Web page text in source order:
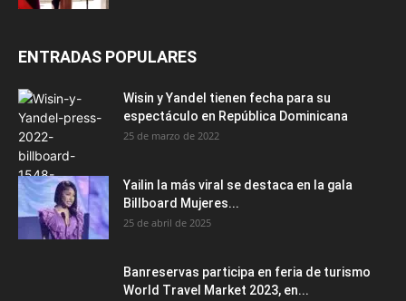
ENTRADAS POPULARES
Wisin y Yandel tienen fecha para su
espectáculo en República Dominicana
25 de marzo de 2022
Yailin la más viral se destaca en la gala
Billboard Mujeres...
25 de abril de 2025
Banreservas participa en feria de turismo
World Travel Market 2023, en...